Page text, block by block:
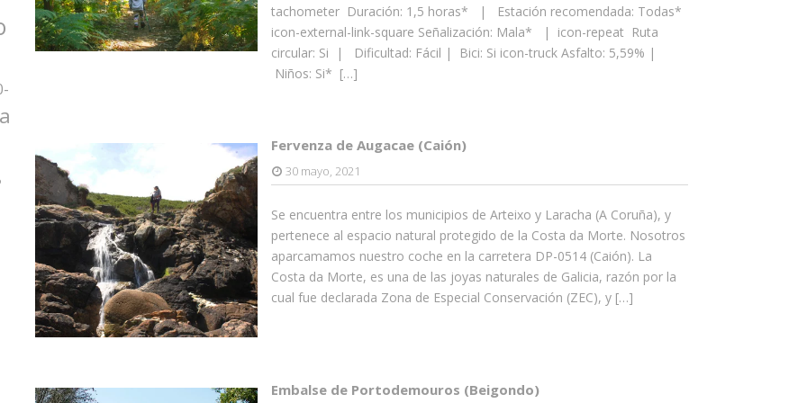
tachometer Duración: 1,5 horas* | Estación recomendada: Todas*
icon-external-link-square Señalización: Mala* | icon-repeat Ruta
circular: Si | Dificultad: Fácil | Bici: Si icon-truck Asfalto: 5,59% |
Niños: Si* […]
Fervenza de Augacae (Caión)
30 mayo, 2021
Se encuentra entre los municipios de Arteixo y Laracha (A Coruña), y
pertenece al espacio natural protegido de la Costa da Morte. Nosotros
aparcamamos nuestro coche en la carretera DP-0514 (Caión). La
Costa da Morte, es una de las joyas naturales de Galicia, razón por la
cual fue declarada Zona de Especial Conservación (ZEC), y […]
Embalse de Portodemouros (Beigondo)